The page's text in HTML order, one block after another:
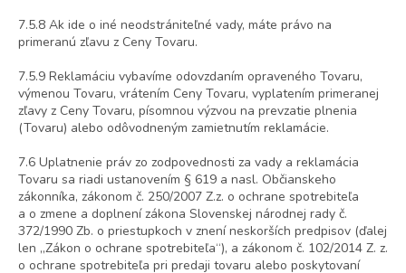
7.5.8 Ak ide o iné neodstrániteľné vady, máte právo na
primeranú zľavu z Ceny Tovaru.
7.5.9 Reklamáciu vybavíme odovzdaním opraveného Tovaru,
výmenou Tovaru, vrátením Ceny Tovaru, vyplatením primeranej
zľavy z Ceny Tovaru, písomnou výzvou na prevzatie plnenia
(Tovaru) alebo odôvodneným zamietnutím reklamácie.
7.6 Uplatnenie práv zo zodpovednosti za vady a reklamácia
Tovaru sa riadi ustanovením § 619 a nasl. Občianskeho
zákonníka, zákonom č. 250/2007 Z.z. o ochrane spotrebiteľa
a o zmene a doplnení zákona Slovenskej národnej rady č.
372/1990 Zb. o priestupkoch v znení neskorších predpisov (ďalej
len „Zákon o ochrane spotrebiteľa“), a zákonom č. 102/2014 Z. z.
o ochrane spotrebiteľa pri predaji tovaru alebo poskytovaní